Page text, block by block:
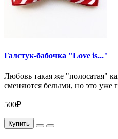
Галстук-бабочка "Love is..."
Любовь такая же "полосатая"
сменяются белыми, но это уже
500₽
Купить